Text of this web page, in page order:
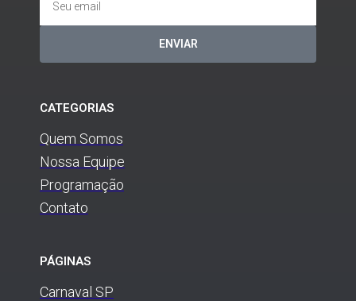
ENVIAR
CATEGORIAS
Quem Somos
Nossa Equipe
Programação
Contato
PÁGINAS
Carnaval SP